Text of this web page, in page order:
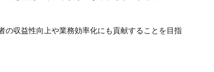
の収益性向上や業務効率化にも貢献することを目指